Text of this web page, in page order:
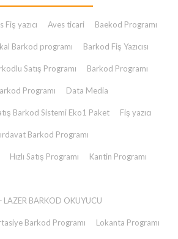
Fiş yazıcı Aves ticari Baekod Programı
Barkod programı Barkod Fiş Yazıcısı
Satış Programı Barkod Programı
Programı Data Media
Barkod Sistemi Eko1 Paket Fiş yazıcı
Barkod Programı
Hızlı Satış Programı Kantin Programı
LAZER BARKOD OKUYUCU
Barkod Programı Lokanta Programı